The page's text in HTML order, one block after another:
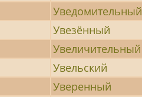
Уведомительный
Увезённый
Увеличительный
Увельский
Уверенный